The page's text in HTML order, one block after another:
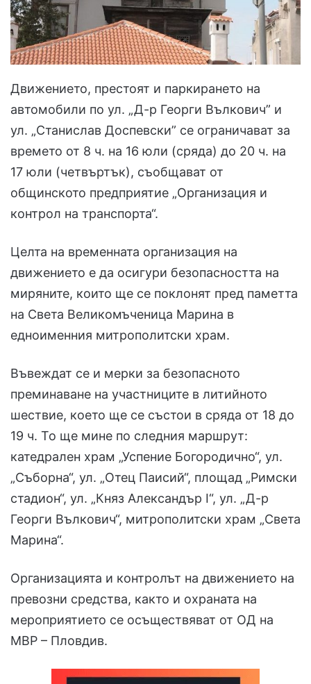
Движението, престоят и паркирането на
автомобили по ул. „Д-р Георги Вълкович” и
ул. „Станислав Доспевски” се ограничават за
времето от 8 ч. на 16 юли (сряда) до 20 ч. на
17 юли (четвъртък), съобщават от
общинското предприятие „Организация и
контрол на транспорта“.
Целта на временната организация на
движението е да осигури безопасността на
миряните, които ще се поклонят пред паметта
на Света Великомъченица Марина в
едноименния митрополитски храм.
Въвеждат се и мерки за безопасното
преминаване на участниците в литийното
шествие, което ще се състои в сряда от 18 до
19 ч. То ще мине по следния маршрут:
катедрален храм „Успение Богородично“, ул.
„Съборна“, ул. „Отец Паисий“, площад „Римски
стадион“, ул. „Княз Александър I“, ул. „Д-р
Георги Вълкович“, митрополитски храм „Света
Марина“.
Организацията и контролът на движението на
превозни средства, както и охраната на
мероприятието се осъществяват от ОД на
МВР – Пловдив.